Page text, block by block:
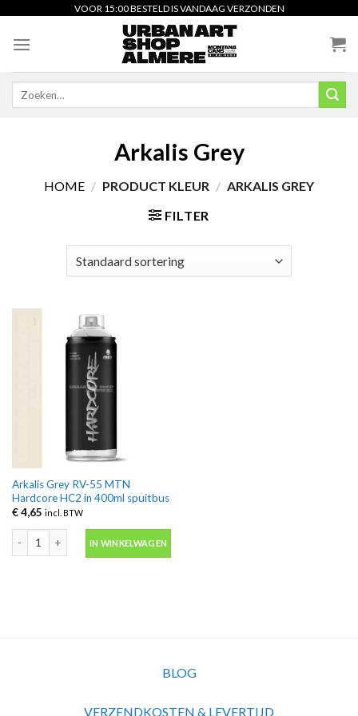
content
VOOR 15:00 BESTELD IS VANDAAG VERZONDEN
Arkalis Grey
HOME / PRODUCT KLEUR / ARKALIS GREY
FILTER
Arkalis Grey RV-55 MTN
Hardcore HC2 in 400ml spuitbus
€4,65 incl. BTW
Arkalis Grey RV-55 MTN Hardcore HC2 in 400ml spuitbus aantal
IN WINKELWAGEN
BLOG
VERZENDKOSTEN & LEVERTIJD